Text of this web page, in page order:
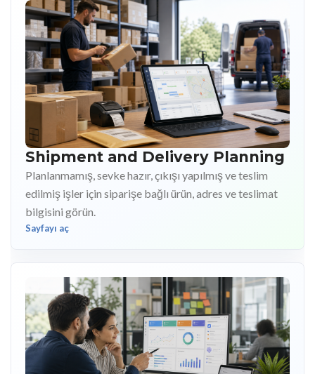
Shipment and Delivery Planning
Planlanmamış, sevke hazır, çıkışı yapılmış ve teslim
edilmiş işler için siparişe bağlı ürün, adres ve teslimat
bilgisini görün.
Sayfayı aç